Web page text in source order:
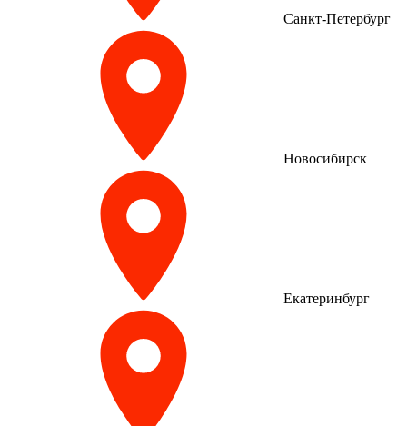
Санкт-Петербург
Новосибирск
Екатеринбург